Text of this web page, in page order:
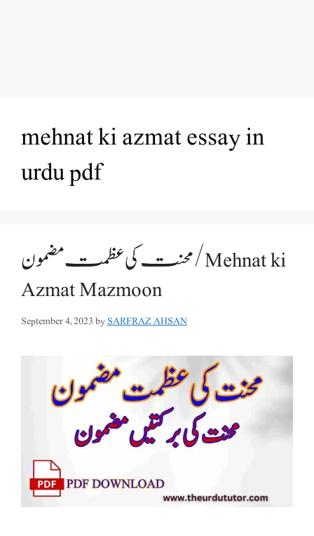
mehnat ki azmat essay in
urdu pdf
محنت کی عظمت مضمون /Mehnat ki
Azmat Mazmoon
September 4, 2023bySARFRAZ AHSAN